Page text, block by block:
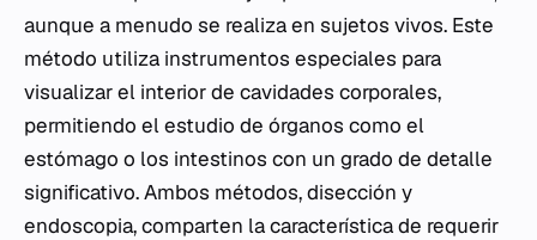
aunque a menudo se realiza en sujetos vivos. Este
método utiliza instrumentos especiales para
visualizar el interior de cavidades corporales,
permitiendo el estudio de órganos como el
estómago o los intestinos con un grado de detalle
significativo. Ambos métodos, disección y
endoscopia, comparten la característica de requerir